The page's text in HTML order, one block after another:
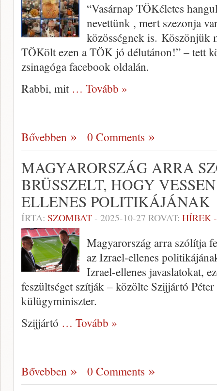
“Vasárnap TÖKéletes
nevettünk , mert szezonja
közösségnek is.
TÖKölt ezen a TÖK jó délutánon!” – tett
zsinagóga facebook oldalán.
Rabbi, mit … Tovább »
Bővebben 0 Comments
MAGYARORSZÁG ARRA
BRÜSSZELT, HOGY
ELLENES POLITIKÁJÁNAK
ÍRTA: SZOMBAT- 2025-10-27 ROVAT: HÍREK
Magyarország arra szólítja
az Izrael-ellenes
Izrael-ellenes javaslatokat,
feszültséget szítják – közölte Szijjártó
külügyminiszter.
Szijjártó … Tovább »
Bővebben 0 Comments